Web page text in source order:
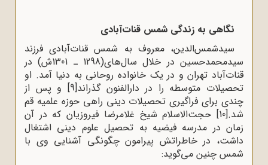
نگاهی به زندگی شمس قنات‌آبادی
سید‌شمس‌الدین، معروف به شمس قنات‌آبادی فرزند
سیدمحمدحسین در خلال سال‌های(1298 ـ 1301ش) در
قنات‌آباد تهران و در یک خانواده روحانی به دنیا آمد. او
تحصیلات متوسطه را در دارالفنون گذراند[9]
و پس از
چندی برای فراگیری تحصیلات دینی راهی حوزه علمیه قم
شد.[10]
حجت‌الاسلام شیخ غلامرضا فیروزیان که در آن
زمان در مدرسه فیضیه به تحصیل علوم دینی اشتغال
داشت، در خاطراتش پیرامون چگونگی آشنایی وی با
شمس چنین می‌گوید: